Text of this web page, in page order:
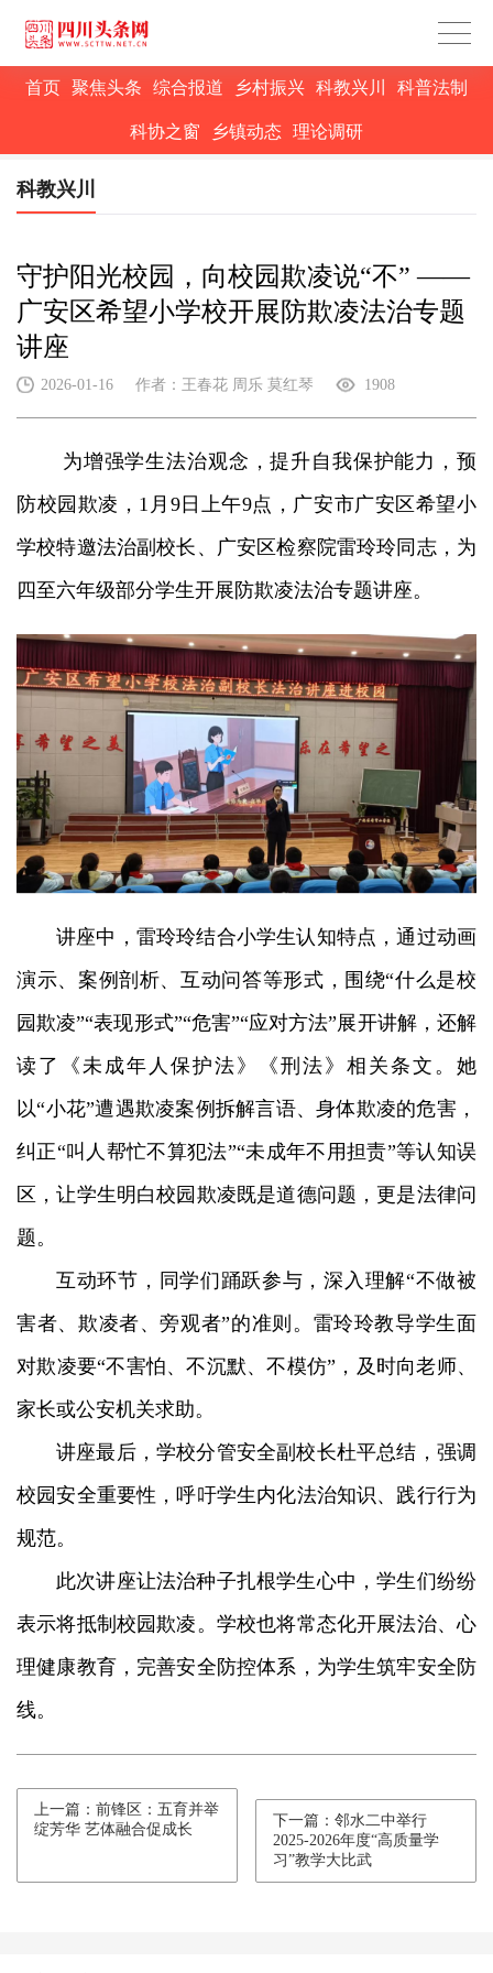
首页 聚焦头条 综合报道 乡村振兴 科教兴川 科普法制
科协之窗 乡镇动态 理论调研
科教兴川
守护阳光校园，向校园欺凌说“不” ——
广安区希望小学校开展防欺凌法治专题
讲座
2026-01-16 作者：王春花 周乐 莫红琴 1908
为增强学生法治观念，提升自我保护能力，预
防校园欺凌，1月9日上午9点，广安市广安区希望小
学校特邀法治副校长、广安区检察院雷玲玲同志，为
四至六年级部分学生开展防欺凌法治专题讲座。
讲座中，雷玲玲结合小学生认知特点，通过动画
演示、案例剖析、互动问答等形式，围绕“什么是校
园欺凌”“表现形式”“危害”“应对方法”展开讲解，还解
读了《未成年人保护法》《刑法》相关条文。她
以“小花”遭遇欺凌案例拆解言语、身体欺凌的危害，
纠正“叫人帮忙不算犯法”“未成年不用担责”等认知误
区，让学生明白校园欺凌既是道德问题，更是法律问
题。
互动环节，同学们踊跃参与，深入理解“不做被
害者、欺凌者、旁观者”的准则。雷玲玲教导学生面
对欺凌要“不害怕、不沉默、不模仿”，及时向老师、
家长或公安机关求助。
讲座最后，学校分管安全副校长杜平总结，强调
校园安全重要性，呼吁学生内化法治知识、践行行为
规范。
此次讲座让法治种子扎根学生心中，学生们纷纷
表示将抵制校园欺凌。学校也将常态化开展法治、心
理健康教育，完善安全防控体系，为学生筑牢安全防
线。
上一篇：前锋区：五育并举
绽芳华 艺体融合促成长
下一篇：邻水二中举行
2025-2026年度“高质量学
习”教学大比武